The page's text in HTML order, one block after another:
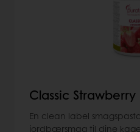
Classic Strawberry
En clean label
jordbærsmag til dine